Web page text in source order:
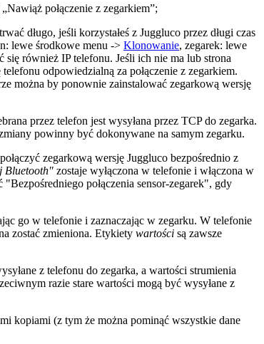
połączenie z zegarkiem”;
długo, jeśli korzystałeś z Juggluco przez długi czas
lewe środkowe menu -> Klonowanie, zegarek: lewe
również IP telefonu. Jeśli ich nie ma lub strona
odpowiedzialną za połączenie z zegarkiem.
można by ponownie zainstalować zegarkową wersję
przez telefon jest wysyłana przez TCP do zegarka.
powinny być dokonywane na samym zegarku.
zegarkową wersję Juggluco bezpośrednio z
Bluetooth" zostaje wyłączona w telefonie i włączona w
połączenia sensor-zegarek", gdy
go w telefonie i zaznaczając w zegarku. W telefonie
zostać zmieniona. Etykiety wartości są zawsze
z telefonu do zegarka, a wartości strumienia
razie stare wartości mogą być wysyłane z
kopiami (z tym że można pominąć wszystkie dane